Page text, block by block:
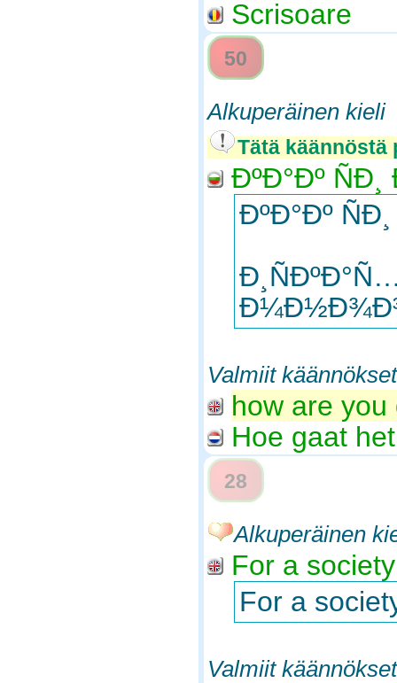
Scrisoare
50
Alkuperäinen kieli
Tätä käännöstä
ÐºÐ°Ðº
ÐºÐ°Ðº
Valmiit käännökset
how are
Hoe gaat
28
Alkuperäinen
For a
For a
Valmiit käännökset